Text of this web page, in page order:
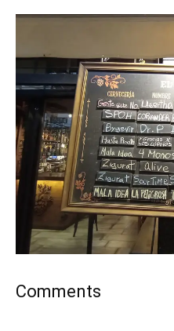
Comments